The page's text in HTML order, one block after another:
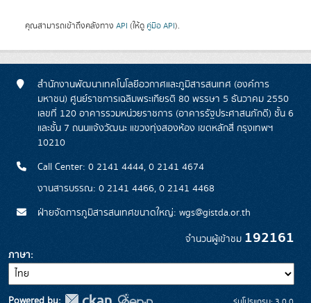
คุณสามารถเข้าถึงคลังทาง API (ให้ดู คู่มือ API).
สำนักงานพัฒนาเทคโนโลยีอวกาศและภูมิสารสนเทศ (องค์การ
มหาชน) ศูนย์ราชการเฉลิมพระเกียรติ 80 พรรษา 5 ธันวาคม 2550
เลขที่ 120 อาคารรวมหน่วยราชการ (อาคารรัฐประศาสนภักดี) ชั้น 6
และชั้น 7 ถนนแจ้งวัฒนะ แขวงทุ่งสองห้อง เขตหลักสี่ กรุงเทพฯ
10210
Call Center: 0 2141 4444, 0 2141 4674
งานสารบรรณ: 0 2141 4466, 0 2141 4468
ฝ่ายจัดการภูมิสารสนเทศขนาดใหญ่: wgs@gistda.or.th
จำนวนผู้เข้าชม 192161
ภาษา